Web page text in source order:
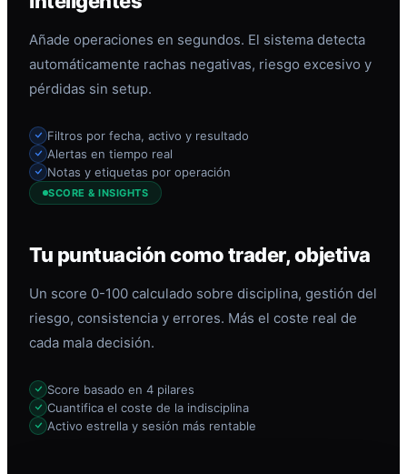
Añade operaciones en segundos. El sistema detecta
automáticamente rachas negativas, riesgo excesivo y
pérdidas sin setup.
Filtros por fecha, activo y resultado
Alertas en tiempo real
Notas y etiquetas por operación
SCORE & INSIGHTS
Tu puntuación como trader, objetiva
Un score 0-100 calculado sobre disciplina, gestión del
riesgo, consistencia y errores. Más el coste real de
cada mala decisión.
Score basado en 4 pilares
Cuantifica el coste de la indisciplina
Activo estrella y sesión más rentable